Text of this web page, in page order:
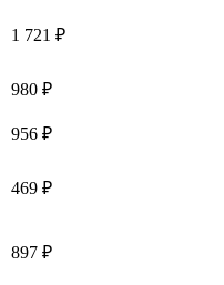
1 721 ₽
980 ₽
956 ₽
469 ₽
897 ₽